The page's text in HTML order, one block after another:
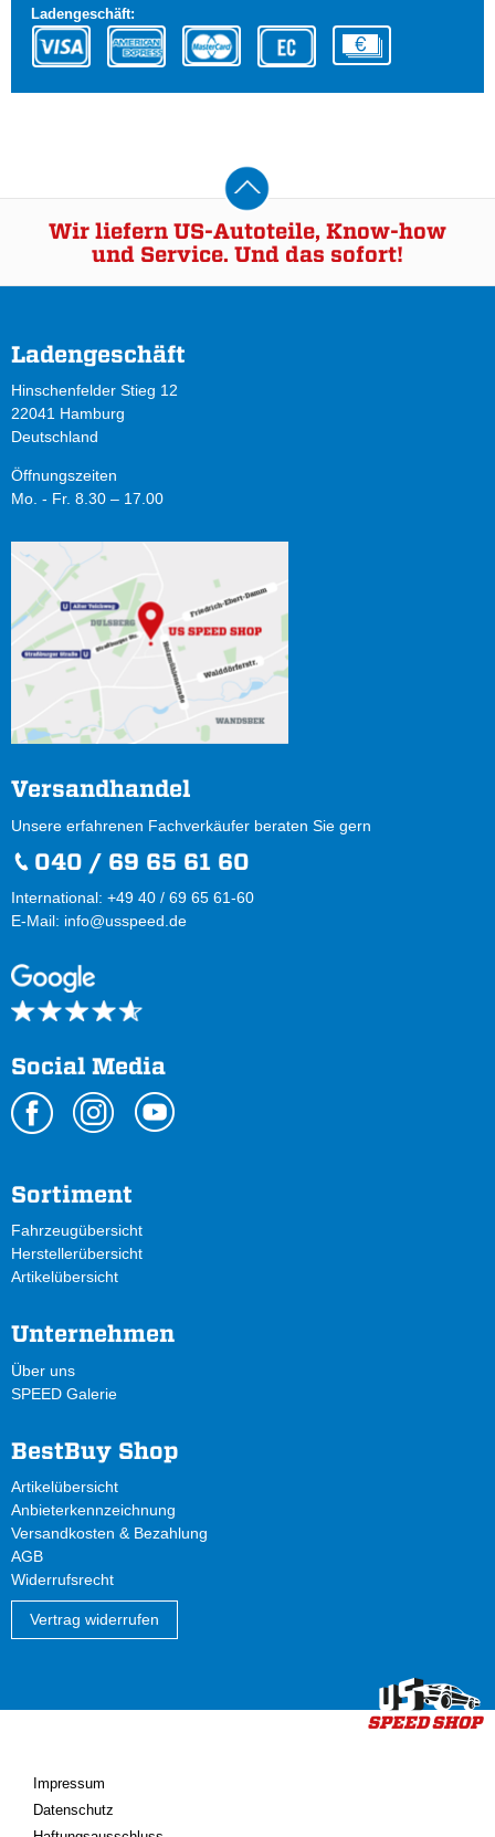
Ladengeschäft:
Wir liefern US-Autoteile, Know-how
und Service. Und das sofort!
Ladengeschäft
Hinschenfelder Stieg 12
22041 Hamburg
Deutschland
Öffnungszeiten
Mo. - Fr. 8.30 – 17.00
Versandhandel
Unsere erfahrenen Fachverkäufer beraten Sie gern
040 / 69 65 61 60
International: +49 40 / 69 65 61-60
E-Mail: info@usspeed.de
Social Media
Sortiment
Fahrzeugübersicht
Herstellerübersicht
Artikelübersicht
Unternehmen
Über uns
SPEED Galerie
BestBuy Shop
Artikelübersicht
Anbieterkennzeichnung
Versandkosten & Bezahlung
AGB
Widerrufsrecht
Vertrag widerrufen
Impressum
Datenschutz